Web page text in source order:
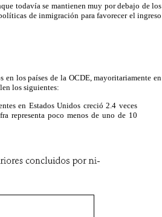
todavía se mantienen muy por debajo de los
de inmigración para favorecer el ingreso
los países de la OCDE, mayoritariamente en
los siguientes:
en Estados Unidos creció 2.4 veces
representa poco menos de uno de 10